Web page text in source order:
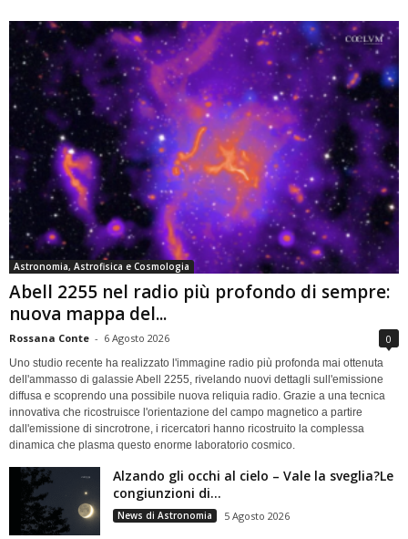
Astronomia, Astrofisica e Cosmologia
Abell 2255 nel radio più profondo di sempre:
nuova mappa del...
Rossana Conte - 6 Agosto 2026 0
Uno studio recente ha realizzato l'immagine radio più profonda mai ottenuta
dell'ammasso di galassie Abell 2255, rivelando nuovi dettagli sull'emissione
diffusa e scoprendo una possibile nuova reliquia radio. Grazie a una tecnica
innovativa che ricostruisce l'orientazione del campo magnetico a partire
dall'emissione di sincrotrone, i ricercatori hanno ricostruito la complessa
dinamica che plasma questo enorme laboratorio cosmico.
Alzando gli occhi al cielo – Vale la sveglia?Le
congiunzioni di...
News di Astronomia 5 Agosto 2026